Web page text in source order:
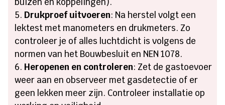
buizen en koppelingen).
Drukproef uitvoeren: Na herstel volgt een
lektest met manometers en drukmeters. Zo
controleer je of alles luchtdicht is volgens de
normen van het Bouwbesluit en NEN 1078.
Heropenen en controleren: Zet de gastoevoer
weer aan en observeer met gasdetectie of er
geen lekken meer zijn. Controleer installatie op